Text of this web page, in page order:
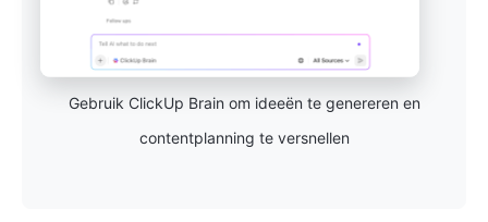
Gebruik ClickUp Brain om ideeën te genereren en
contentplanning te versnellen